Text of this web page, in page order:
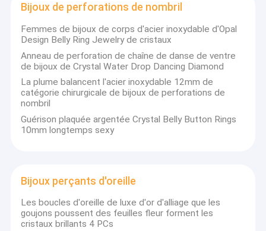
Bijoux de perforations de nombril
Femmes de bijoux de corps d'acier inoxydable d'Opal
Design Belly Ring Jewelry de cristaux
Anneau de perforation de chaîne de danse de ventre
de bijoux de Crystal Water Drop Dancing Diamond
La plume balancent l'acier inoxydable 12mm de
catégorie chirurgicale de bijoux de perforations de
nombril
Guérison plaquée argentée Crystal Belly Button Rings
10mm longtemps sexy
Bijoux perçants d'oreille
Les boucles d'oreille de luxe d'or d'alliage que les
goujons poussent des feuilles fleur forment les
cristaux brillants 4 PCs